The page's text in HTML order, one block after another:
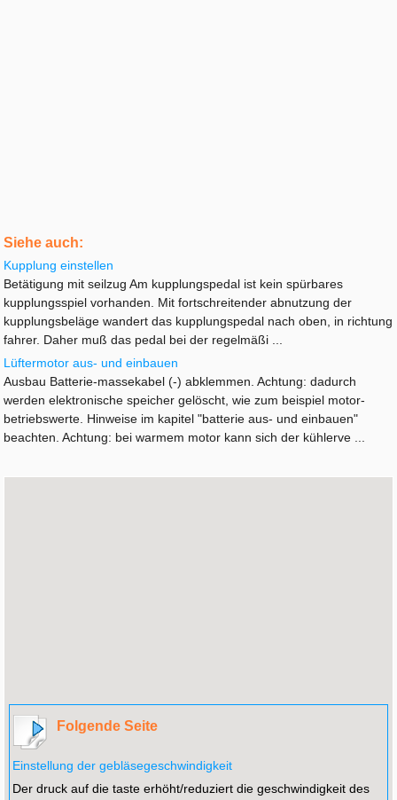
Siehe auch:
Kupplung einstellen
Betätigung mit seilzug Am kupplungspedal ist kein spürbares
kupplungsspiel vorhanden. Mit fortschreitender abnutzung der
kupplungsbeläge wandert das kupplungspedal nach oben, in richtung
fahrer. Daher muß das pedal bei der regelmäßi ...
Lüftermotor aus- und einbauen
Ausbau Batterie-massekabel (-) abklemmen. Achtung: dadurch
werden elektronische speicher gelöscht, wie zum beispiel motor-
betriebswerte. Hinweise im kapitel "batterie aus- und einbauen"
beachten. Achtung: bei warmem motor kann sich der kühlerve ...
Folgende Seite
Einstellung der gebläsegeschwindigkeit
Der druck auf die taste erhöht/reduziert die geschwindigkeit des